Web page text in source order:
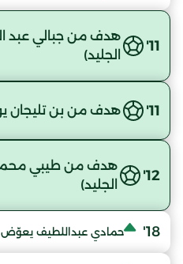
11'
هدف من جبالي عبد
الجليد)
11' هدف من بن تليجان
12'
هدف من طيبي
الجليد)
18' حمادي عبداللطيف يعوّض